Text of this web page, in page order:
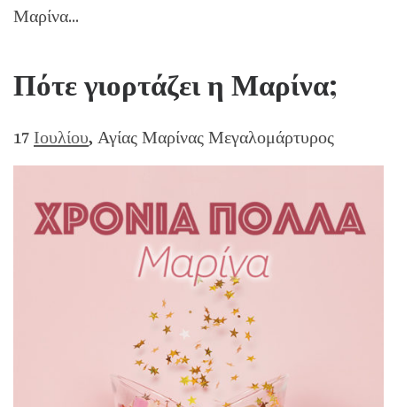
Μαρίνα…
Πότε γιορτάζει η Μαρίνα;
17 Ιουλίου, Αγίας Μαρίνας Μεγαλομάρτυρος